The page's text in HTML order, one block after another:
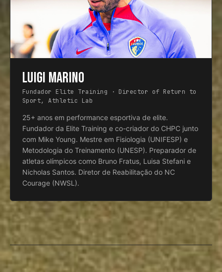
LUIGI MARINO
Fundador Elite Training · Director of Return to
Sport, Athletic Lab
25+ anos em performance esportiva de elite.
Fundador da Elite Training e co-criador do CHPC junto
com Mike Young. Mestre em Fisiologia (UNIFESP) e
Metodologia do Treinamento (UNESP). Preparador de
atletas olímpicos como Bruno Fratus, Luisa Stefani e
Nicholas Santos. Diretor de Reabilitação do NC
Courage (NWSL).